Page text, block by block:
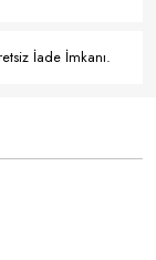
İade İmkanı.